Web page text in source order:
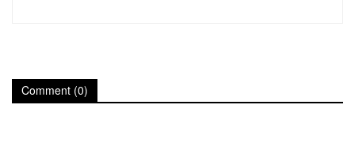
Comment (0)